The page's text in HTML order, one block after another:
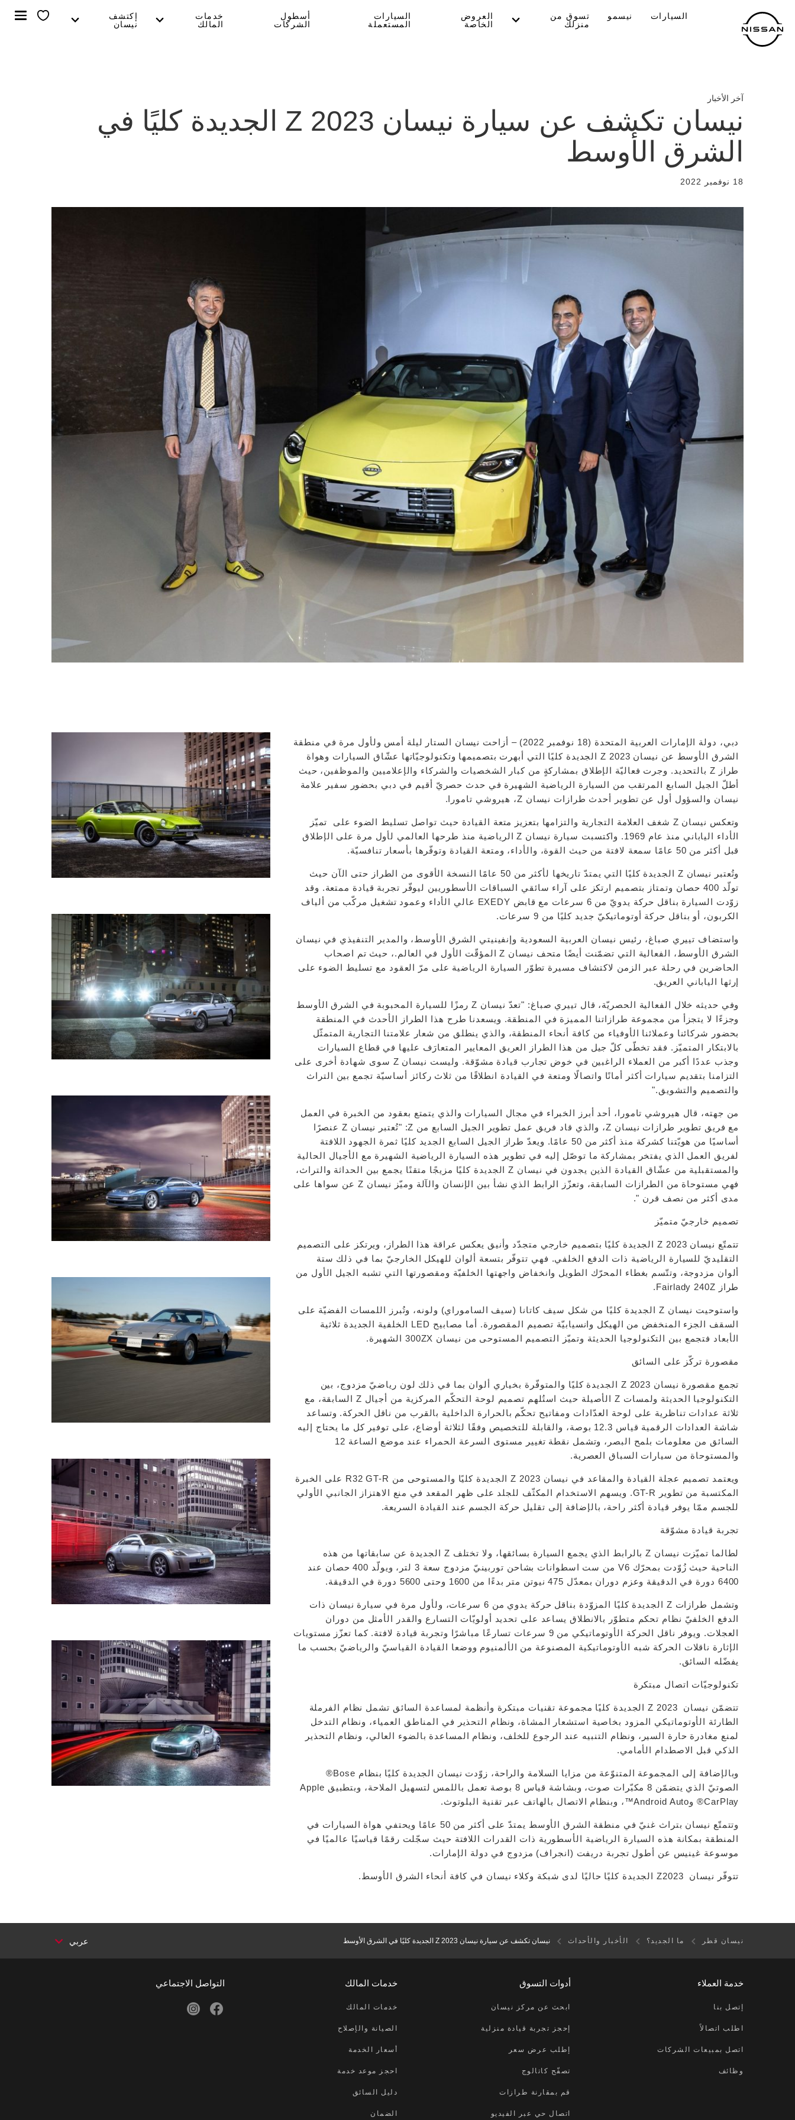
المحتوى
الرئيسي
السيارات نيسمو
تسوق من
منزلك
العروض
الخاصة
السيارات
المستعملة
أسطول
الشركات
خدمات
المالك
إكتشف
نيسان
آخر الأخبار
نيسان تكشف عن سيارة نيسان Z 2023 الجديدة كليًا في
الشرق الأوسط
18 نوفمبر 2022
دبي، دولة الإمارات العربية المتحدة (18 نوفمبر 2022) – أزاحت نيسان الستار ليلة أمس ولأول مرة في منطقة
الشرق الأوسط عن نيسان Z 2023 الجديدة كليًا التي أبهرت بتصميمها وتكنولوجيّاتها عشّاق السيارات وهواة
طراز Z بالتحديد. وجرت فعاليّة الإطلاق بمشاركةٍ من كبار الشخصيات والشركاء والإعلاميين والموظفين، حيث
أطلّ الجيل السابع المرتقب من السيارة الرياضية الشهيرة في حدث حصريّ أقيم في دبي بحضور سفير علامة
نيسان والسؤول أول عن تطوير أحدث طرازات نيسان Z، هيروشي تامورا.
وتعكس نيسان Z شغف العلامة التجارية والتزامها بتعزيز متعة القيادة حيث تواصل تسليط الضوء على تميّز
الأداء الياباني منذ عام 1969. واكتسبت سيارة نيسان Z الرياضية منذ طرحها العالمي لأول مرة على الإطلاق
قبل أكثر من 50 عامًا سمعة لافتة من حيث القوة، والأداء، ومتعة القيادة وتوفّرها بأسعار تنافسيّة.
وتُعتبر نيسان Z الجديدة كليًا التي يمتدّ تاريخها لأكثر من 50 عامًا النسخة الأقوى من الطراز حتى الآن حيث
تولّد 400 حصان وتمتاز بتصميم ارتكز على آراء سائقي السباقات الأسطوريين ليوفّر تجربة قيادة ممتعة. وقد
زوّدت السيارة بناقل حركة يدويّ من 6 سرعات مع قابض EXEDY عالي الأداء وعمود تشغيل مركّب من ألياف
الكربون، أو بناقل حركة أوتوماتيكيّ جديد كليًا من 9 سرعات.
واستضاف تييري صباغ، رئيس نيسان العربية السعودية وإنفينيتي الشرق الأوسط، والمدير التنفيذي في نيسان
الشرق الأوسط، الفعالية التي تضمّنت أيضًا متحف نيسان Z المؤقّت الأول في العالم.، حيث تم اصحاب
الحاضرين في رحلة عبر الزمن لاكتشاف مسيرة تطوّر السيارة الرياضية على مرّ العقود مع تسليط الضوء على
إرثها الياباني العريق.
وفي حديثه خلال الفعالية الحصريّة، قال تييري صباغ: "تعدّ نيسان Z رمزًا للسيارة المحبوبة في الشرق الأوسط
وجزءًا لا يتجزأ من مجموعة طرازاتنا المميزة في المنطقة. ويسعدنا طرح هذا الطراز الأحدث في المنطقة
بحضور شركائنا وعملائنا الأوفياء من كافة أنحاء المنطقة، والذي ينطلق من شعار علامتنا التجارية المتمثّل
بالابتكار المتميّز. فقد تخطّى كلّ جيل من هذا الطراز العريق المعايير المتعارَف عليها في قطاع السيارات
وجذب عددًا أكبر من العملاء الراغبين في خوض تجارب قيادة مشوّقة. وليست نيسان Z سوى شهادة أخرى على
التزامنا بتقديم سيارات أكثر أمانًا واتصالًا ومتعة في القيادة انطلاقًا من ثلاث ركائز أساسيّة تجمع بين التراث
والتصميم والتشويق."
من جهته، قال هيروشي تامورا، أحد أبرز الخبراء في مجال السيارات والذي يتمتع بعقود من الخبرة في العمل
مع فريق تطوير طرازات نيسان Z، والذي قاد فريق عمل تطوير الجيل السابع من Z: "تُعتبر نيسان Z عنصرًا
أساسيًا من هويّتنا كشركة منذ أكثر من 50 عامًا. ويعدّ طراز الجيل السابع الجديد كليًا ثمرة الجهود اللافتة
لفريق العمل الذي يفتخر بمشاركة ما توصّل إليه في تطوير هذه السيارة الرياضية الشهيرة مع الأجيال الحالية
والمستقبلية من عشّاق القيادة الذين يجدون في نيسان Z الجديدة كليًا مزيجًا متقنًا يجمع بين الحداثة والتراث،
فهي مستوحاة من الطرازات السابقة، وتعزّز الرابط الذي نشأ بين الإنسان والآلة وميّز نيسان Z عن سواها على
مدى أكثر من نصف قرن ".
تصميم خارجيّ متميّز
تتمتّع نيسان Z 2023 الجديدة كليًا بتصميم خارجي متجدّد وأنيق يعكس عراقة هذا الطراز، ويرتكز على التصميم
التقليديّ للسيارة الرياضية ذات الدفع الخلفي. فهي تتوفّر بتسعة ألوان للهيكل الخارجيّ بما في ذلك ستة
ألوان مزدوجة، وتتّسم بغطاء المحرّك الطويل وانخفاض واجهتها الخلفيّة ومقصورتها التي تشبه الجيل الأول من
طراز Fairlady 240Z.
واستوحيت نيسان Z الجديدة كليًا من شكل سيف كاتانا (سيف الساموراي) ولونه، وتُبرز اللمسات الفضيّة على
السقف الجزء المنخفض من الهيكل وانسيابيّة تصميم المقصورة. أما مصابيح LED الخلفية الجديدة ثلاثية
الأبعاد فتجمع بين التكنولوجيا الحديثة وتميّز التصميم المستوحى من نيسان 300ZX الشهيرة.
مقصورة تركّز على السائق
تجمع مقصورة نيسان Z 2023 الجديدة كليًا والمتوفّرة بخياري ألوان بما في ذلك لون رياضيّ مزدوج، بين
التكنولوجيا الحديثة ولمسات Z الأصيلة حيث استُلهم تصميم لوحة التحكّم المركزية من أجيال Z السابقة، مع
ثلاثة عدادات تناظرية على لوحة العدّادات ومفاتيح تحكّم بالحرارة الداخلية بالقرب من ناقل الحركة. وتساعد
شاشة العدادات الرقمية قياس 12.3 بوصة، والقابلة للتخصيص وفقًا لثلاثة أوضاع، على توفير كل ما يحتاج إليه
السائق من معلومات بلمح البصر، وتشمل نقطة تغيير مستوى السرعة الحمراء عند موضع الساعة 12
والمستوحاة من سيارات السباق العصرية.
ويعتمد تصميم عجلة القيادة والمقاعد في نيسان Z 2023 الجديدة كليًا والمستوحى من R32 GT-R على الخبرة
المكتسبة من تطوير GT-R. ويسهم الاستخدام المكثّف للجلد على ظهر المقعد في منع الاهتزاز الجانبي الأولي
للجسم ممّا يوفر قيادة أكثر راحة، بالإضافة إلى تقليل حركة الجسم عند القيادة السريعة.
تجربة قيادة مشوّقة
لطالما تميّزت نيسان Z بالرابط الذي يجمع السيارة بسائقها، ولا تختلف Z الجديدة عن سابقاتها من هذه
الناحية حيث زُوّدت بمحرّك V6 من ست اسطوانات بشاحن توربينيّ مزدوج سعة 3 لتر، ويولّد 400 حصان عند
6400 دورة في الدقيقة وعزم دوران بمعدّل 475 نيوتن متر بدءًا من 1600 وحتى 5600 دورة في الدقيقة.
وتشمل طرازات Z الجديدة كليًا المزوّدة بناقل حركة يدوي من 6 سرعات، ولأول مرة في سيارة نيسان ذات
الدفع الخلفيّ نظام تحكم متطوّر بالانطلاق يساعد على تحديد أولويّات التسارع والقدر الأمثل من دوران
العجلات. ويوفر ناقل الحركة الأوتوماتيكي من 9 سرعات تسارعًا مباشرًا وتجربة قيادة لافتة. كما تعزّز مستويات
الإثارة ناقلات الحركة شبه الأوتوماتيكية المصنوعة من الألمنيوم ووضعا القيادة القياسيّ والرياضيّ بحسب ما
يفضّله السائق.
تكنولوجيّات اتصال مبتكرة
تتضمّن نيسان Z 2023 الجديدة كليًا مجموعة تقنيات مبتكرة وأنظمة لمساعدة السائق تشمل نظام الفرملة
الطارئة الأوتوماتيكي المزود بخاصية استشعار المشاة، ونظام التحذير في المناطق العمياء، ونظام التدخل
لمنع مغادرة حارة السير، ونظام التنبيه عند الرجوع للخلف، ونظام المساعدة بالضوء العالي، ونظام التحذير
الذكي قبل الاصطدام الأمامي.
وبالإضافة إلى المجموعة المتنوّعة من مزايا السلامة والراحة، زوّدت نيسان الجديدة كليًا بنظام Bose®
الصوتيّ الذي يتضمّن 8 مكبّرات صوت، وبشاشة قياس 8 بوصة تعمل باللمس لتسهيل الملاحة، وبتطبيق Apple
CarPlay® وAndroid Auto™، وبنظام الاتصال بالهاتف عبر تقنية البلوتوث.
وتتمتّع نيسان بتراث غنيّ في منطقة الشرق الأوسط يمتدّ على أكثر من 50 عامًا ويحتفي هواة السيارات في
المنطقة بمكانة هذه السيارة الرياضية الأسطورية ذات القدرات اللافتة حيث سجّلت رقمًا قياسيًا عالميًا في
موسوعة غينيس عن أطول تجربة دريفت (انجراف) مزدوج في دولة الإمارات.
تتوفّر نيسان Z2023 الجديدة كليًا حاليًا لدى شبكة وكلاء نيسان في كافة أنحاء الشرق الأوسط.
نيسان قطر ما الجديد؟ الأخبار والأحداث نيسان تكشف عن سيارة نيسان Z 2023 الجديدة كليًا في الشرق الأوسط عربي
خدمة العملاء
إتصل بنا
اطلب اتصالاً
اتصل بمبيعات الشركات
وظائف
أدوات التسوق
ابحث عن مركز نيسان
إحجز تجربة قيادة منزلية
إطلب عرض سعر
تصفّح كاتالوج
قم بمقارنة طرازات
اتصال حي عبر الفيديو
خدمات المالك
خدمات المالك
الصيانة والإصلاح
أسعار الخدمة
احجز موعد خدمة
دليل السائق
الضمان
التواصل الاجتماعي
facebook